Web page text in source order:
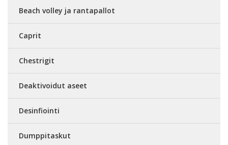
Beach volley ja rantapallot
Caprit
Chestrigit
Deaktivoidut aseet
Desinfiointi
Dumppitaskut